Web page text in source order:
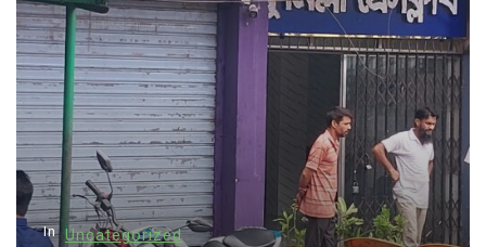
i
g
a
t
i
o
n
In Uncategorized